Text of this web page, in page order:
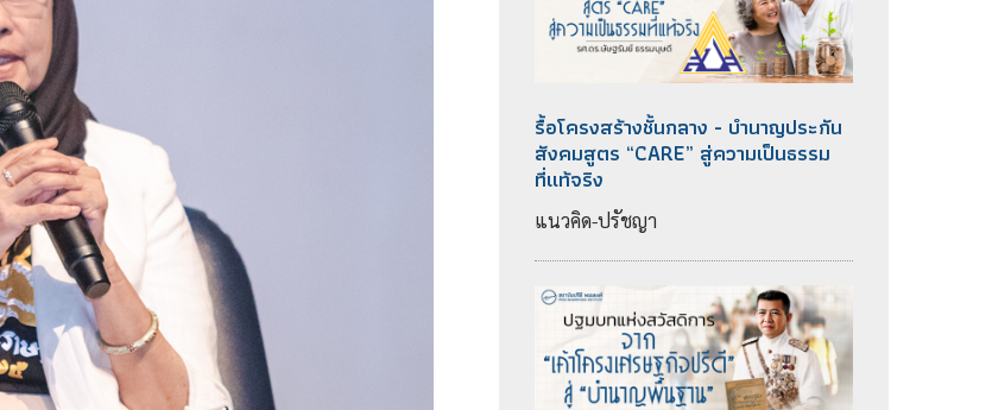
รื้อโครงสร้างชั้นกลาง - บำนาญประกัน
สังคมสูตร “CARE” สู่ความเป็นธรรม
ที่แท้จริง
แนวคิด-ปรัชญา